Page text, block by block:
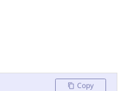
Copy